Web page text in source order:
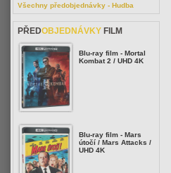
Všechny předobjednávky - Hudba
PŘEDOBJEDNÁVKY FILM
Blu-ray film - Mortal
Kombat 2 / UHD 4K
Blu-ray film - Mars
útočí / Mars Attacks /
UHD 4K